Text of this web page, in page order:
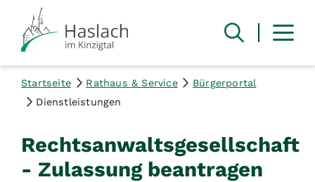
Startseite Rathaus & Service
Bürgerportal
Dienstleistungen
Rechtsanwaltsgesellschaft
- Zulassung beantragen